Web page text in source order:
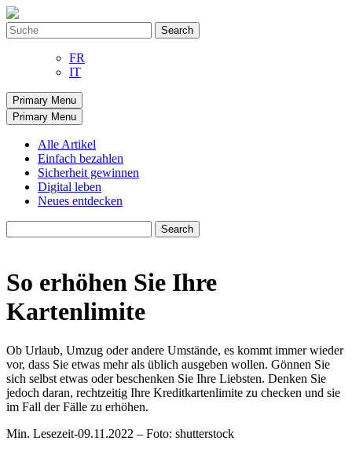
Skip
to
content
Search
for:
FR
IT
Primary Menu
Primary Menu
Alle Artikel
Einfach bezahlen
Sicherheit gewinnen
Digital leben
Neues entdecken
for:
So erhöhen Sie Ihre
Kartenlimite
Ob Urlaub, Umzug oder andere Umstände, es kommt immer wieder
vor, dass Sie etwas mehr als üblich ausgeben wollen. Gönnen Sie
sich selbst etwas oder beschenken Sie Ihre Liebsten. Denken Sie
jedoch daran, rechtzeitig Ihre Kreditkartenlimite zu checken und sie
im Fall der Fälle zu erhöhen.
Min. Lesezeit-09.11.2022 – Foto: shutterstock